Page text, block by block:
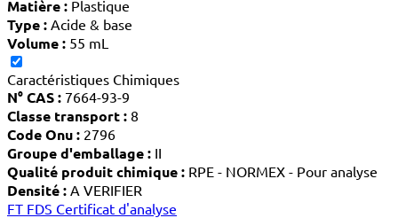
Matière : Plastique
Type : Acide & base
Volume : 55 mL
Caractéristiques Chimiques
N° CAS : 7664-93-9
Classe transport : 8
Code Onu : 2796
Groupe d'emballage : II
Qualité produit chimique : RPE - NORMEX - Pour analyse
Densité : A VERIFIER
FT FDS Certificat d'analyse